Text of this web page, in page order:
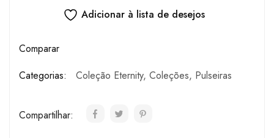
Adicionar à lista de desejos
Comparar
Categorias:
Coleção Eternity, Coleções, Pulseiras
Compartilhar: